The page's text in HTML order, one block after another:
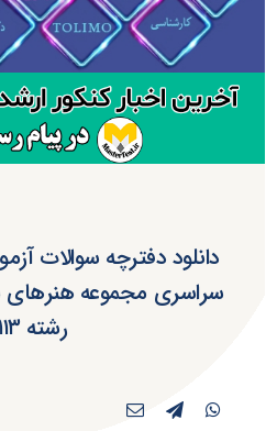
سراسری مجموعه
رشته ۶۱۱۳ )